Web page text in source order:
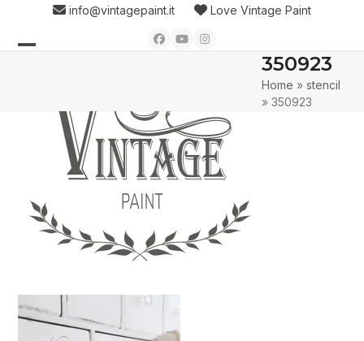
content
info@vintagepaint.it Love Vintage Paint
Facebook
YouTubeInstagram
menu
menu
350923
Home »stencil
»350923